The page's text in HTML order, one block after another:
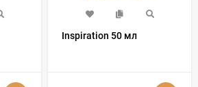
Inspiration 50 мл